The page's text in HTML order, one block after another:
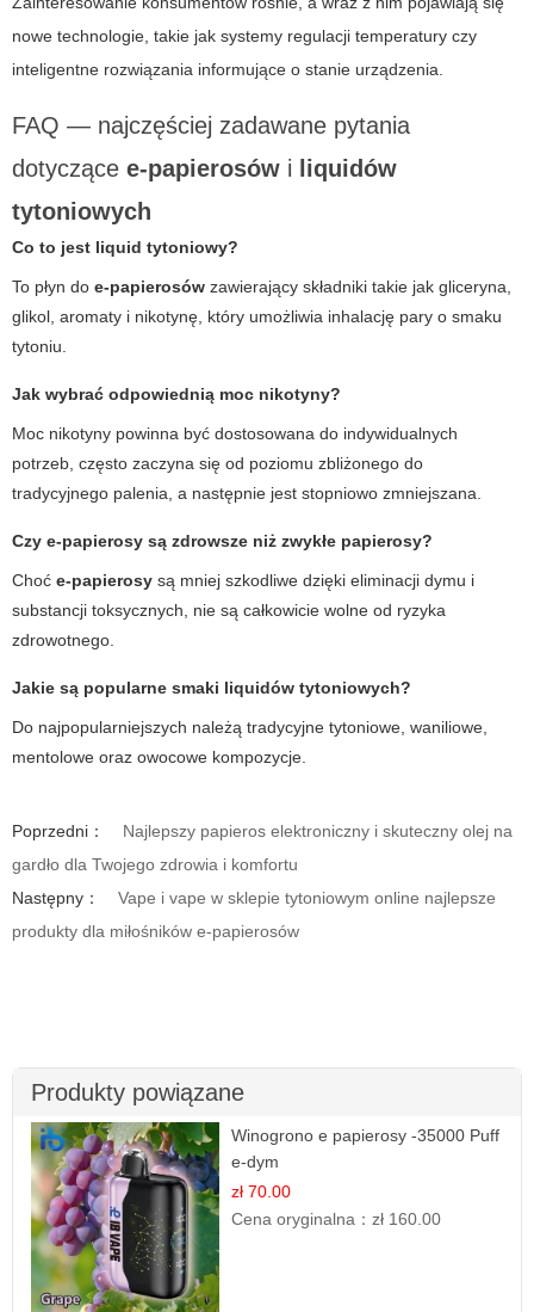
nowe technologie, takie jak systemy regulacji temperatury czy
inteligentne rozwiązania informujące o stanie urządzenia.
FAQ — najczęściej zadawane pytania
dotyczące e-papierosów i
liquidów
tytoniowych
Co to jest liquid tytoniowy?
To płyn do e-papierosów zawierający składniki takie jak gliceryna,
glikol, aromaty i nikotynę, który umożliwia inhalację pary o smaku
tytoniu.
Jak wybrać odpowiednią moc nikotyny?
Moc nikotyny powinna być dostosowana do indywidualnych
potrzeb, często zaczyna się od poziomu zbliżonego do
tradycyjnego palenia, a następnie jest stopniowo zmniejszana.
Czy e-papierosy są zdrowsze niż zwykłe papierosy?
Choć e-papierosy są mniej szkodliwe dzięki eliminacji dymu i
substancji toksycznych, nie są całkowicie wolne od ryzyka
zdrowotnego.
Jakie są popularne smaki liquidów tytoniowych?
Do najpopularniejszych należą tradycyjne tytoniowe, waniliowe,
mentolowe oraz owocowe kompozycje.
Poprzedni：
Najlepszy papieros elektroniczny i skuteczny olej na
gardło dla Twojego zdrowia i komfortu
Następny：
Vape i vape w sklepie tytoniowym online najlepsze
produkty dla miłośników e-papierosów
Produkty powiązane
Winogrono e papierosy -35000 Puff
e-dym
zł 70.00
Cena oryginalna：zł 160.00